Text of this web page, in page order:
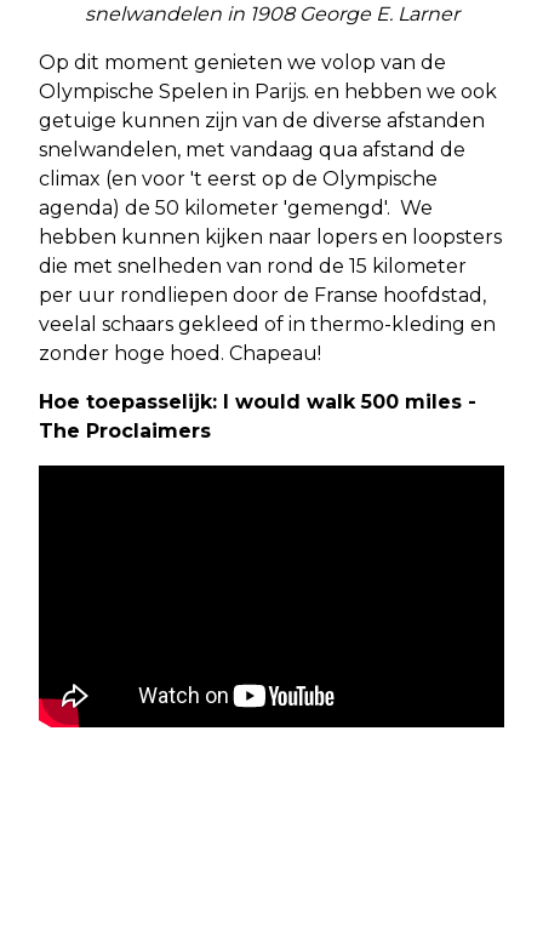
snelwandelen in 1908 George E. Larner
Op dit moment genieten we volop van de
Olympische Spelen in Parijs. en hebben we ook
getuige kunnen zijn van de diverse afstanden
snelwandelen, met vandaag qua afstand de
climax (en voor 't eerst op de Olympische
agenda) de 50 kilometer 'gemengd'. We
hebben kunnen kijken naar lopers en loopsters
die met snelheden van rond de 15 kilometer
per uur rondliepen door de Franse hoofdstad,
veelal schaars gekleed of in thermo-kleding en
zonder hoge hoed. Chapeau!
Hoe toepasselijk: I would walk 500 miles -
The Proclaimers